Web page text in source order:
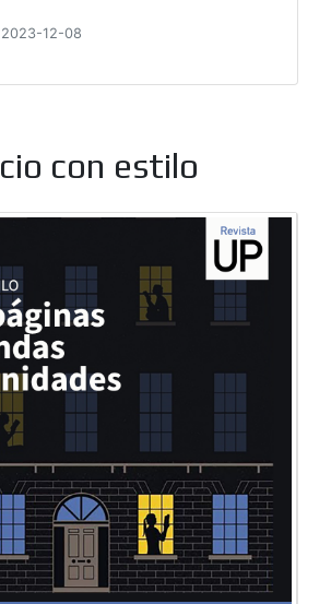
12-08
con estilo